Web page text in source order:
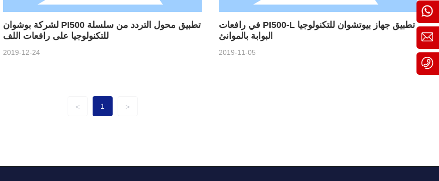
تطبيق جهاز بيوتشوان للتكنولوجيا PI500-L في رافعات
البوابة بالموانئ
2019-11-05
تطبيق محول التردد من سلسلة PI500 لشركة بوشوان
للتكنولوجيا على رافعات اللف
2019-12-24
<
1
>
8618902453170